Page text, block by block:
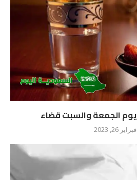
الجمعة والسبت قضاء
فبراير 26, 2023